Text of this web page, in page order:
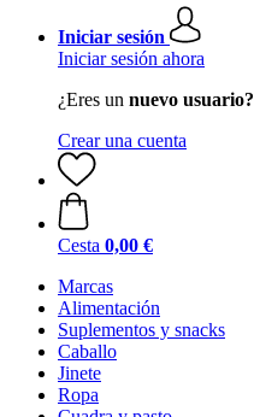
Iniciar sesión
Iniciar sesión ahora
¿Eres un nuevo usuario?
Crear una cuenta
Cesta 0,00 €
Marcas
Alimentación
Suplementos y snacks
Caballo
Jinete
Ropa